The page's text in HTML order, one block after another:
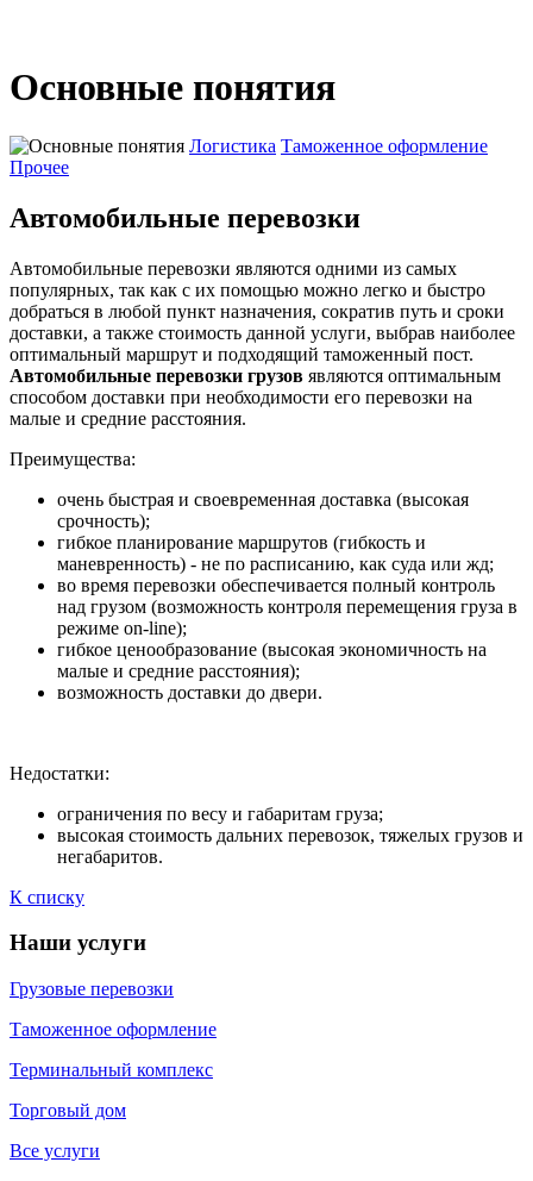
Основные понятия
Логистика Таможенное оформление
Прочее
Автомобильные перевозки
Автомобильные перевозки являются одними из самых
популярных, так как с их помощью можно легко и быстро
добраться в любой пункт назначения, сократив путь и сроки
доставки, а также стоимость данной услуги, выбрав наиболее
оптимальный маршрут и подходящий таможенный пост.
Автомобильные перевозки грузов являются оптимальным
способом доставки при необходимости его перевозки на
малые и средние расстояния.
Преимущества:
очень быстрая и своевременная доставка (высокая
срочность);
гибкое планирование маршрутов (гибкость и
маневренность) - не по расписанию, как суда или жд;
во время перевозки обеспечивается полный контроль
над грузом (возможность контроля перемещения груза в
режиме on-line);
гибкое ценообразование (высокая экономичность на
малые и средние расстояния);
возможность доставки до двери.
Недостатки:
ограничения по весу и габаритам груза;
высокая стоимость дальних перевозок, тяжелых грузов и
негабаритов.
К списку
Наши услуги
Грузовые перевозки
Таможенное оформление
Терминальный комплекс
Торговый дом
Все услуги